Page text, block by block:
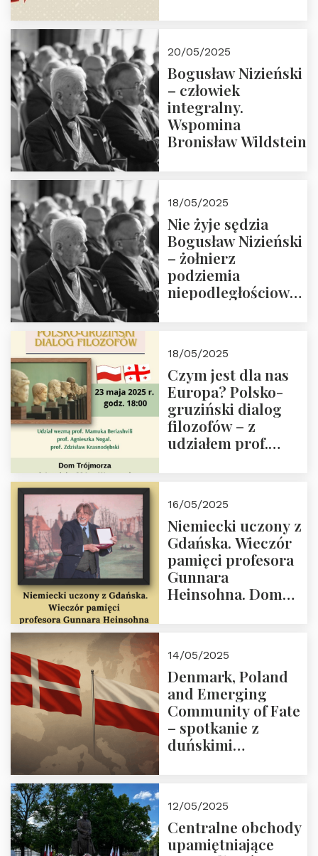
20/05/2025
Bogusław Nizieński
– człowiek
integralny.
Wspomina
Bronisław Wildstein
18/05/2025
Nie żyje sędzia
Bogusław Nizieński
– żołnierz
podziemia
niepodległościowego
społeczny, członek
Kapituły Nagrody
im. Prezydenta
Lecha
Kaczyńskiego.
Wielki autorytet.
18/05/2025
Czym jest dla nas
Europa? Polsko-
gruziński dialog
filozofów – z
udziałem prof.
Dom Trójmorza 23
maja 2025 r. godz.
18:00.
16/05/2025
Niemiecki uczony z
Gdańska. Wieczór
pamięci profesora
Gunnara
Heinsohna. Dom
14/05/2025
Denmark, Poland
and Emerging
Community of Fate
– spotkanie z
duńskimi
12/05/2025
Centralne obchody
upamiętniające